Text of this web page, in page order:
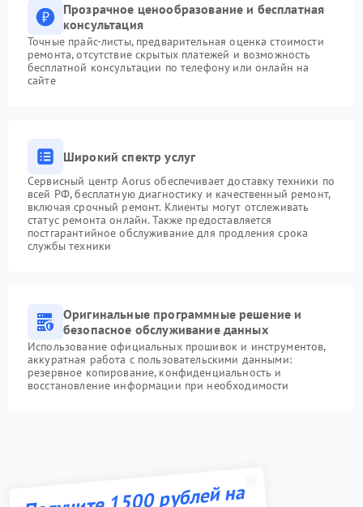
Прозрачное ценообразование и бесплатная
консультация
Точные прайс-листы, предварительная оценка стоимости
ремонта, отсутствие скрытых платежей и возможность
бесплатной консультации по телефону или онлайн на
сайте
Широкий спектр услуг
Сервисный центр Aorus обеспечивает доставку техники по
всей РФ, бесплатную диагностику и качественный ремонт,
включая срочный ремонт. Клиенты могут отслеживать
статус ремонта онлайн. Также предоставляется
постгарантийное обслуживание для продления срока
службы техники
Оригинальные программные решение и
безопасное обслуживание данных
Использование официальных прошивок и инструментов,
аккуратная работа с пользовательскими данными:
резервное копирование, конфиденциальность и
восстановление информации при необходимости